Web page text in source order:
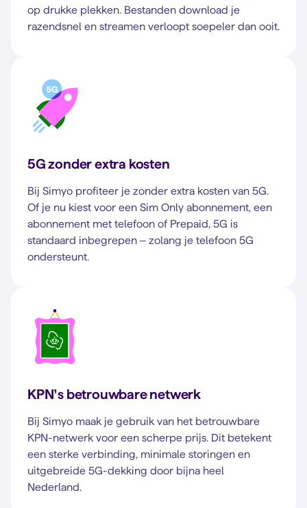
op drukke plekken. Bestanden download je
razendsnel en streamen verloopt soepeler dan ooit.
5G zonder extra kosten
Bij Simyo profiteer je zonder extra kosten van 5G.
Of je nu kiest voor een Sim Only abonnement, een
abonnement met telefoon of Prepaid, 5G is
standaard inbegrepen – zolang je telefoon 5G
ondersteunt.
KPN’s betrouwbare netwerk
Bij Simyo maak je gebruik van het betrouwbare
KPN-netwerk voor een scherpe prijs. Dit betekent
een sterke verbinding, minimale storingen en
uitgebreide 5G-dekking door bijna heel
Nederland.